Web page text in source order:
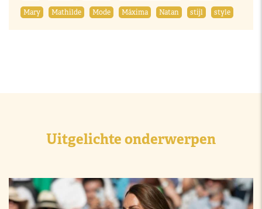
Mary
Mathilde Mode Máxima Natan stijl style
Uitgelichte onderwerpen